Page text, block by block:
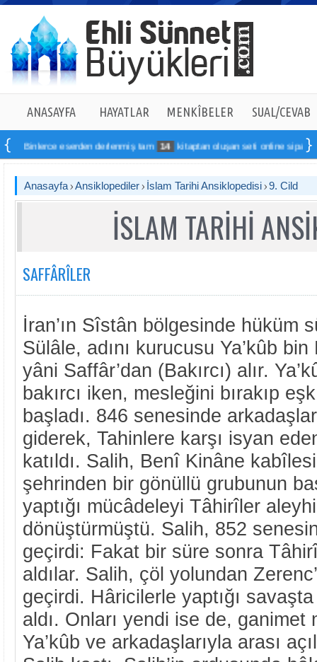
ANASAYFA HAYATLAR MENKÎBELER SUAL/CEVAB
eserden derlenmiş tam 14 kitaptan oluşan seti online sipariş
Anasayfa Ansiklopediler İslam Tarihi Ansiklopedisi 9. Cild
İSLAM TARİHİ
SAFFÂRÎLER
İran’ın Sîstân bölgesinde hüküm
Sülâle, adını kurucusu Ya’kûb
yâni Saffâr’dan (Bakırcı) alır.
bakırcı iken, mesleğini bırakıp
başladı. 846 senesinde
giderek, Tahinlere karşı isyan
katıldı. Salih, Benî Kinâne
şehrinden bir gönüllü grubunun
yaptığı mücâdeleyi Tâhirîler
dönüştürmüştü. Salih, 852
geçirdi: Fakat bir süre sonra
aldılar. Salih, çöl yolundan
geçirdi. Hâricilerle yaptığı
aldı. Onları yendi ise de, ganimet
Ya’kûb ve arkadaşlarıyla arası